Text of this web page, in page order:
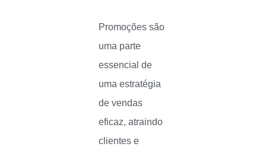
Promoções são
uma parte
essencial de
uma estratégia
de vendas
eficaz, atraindo
clientes e